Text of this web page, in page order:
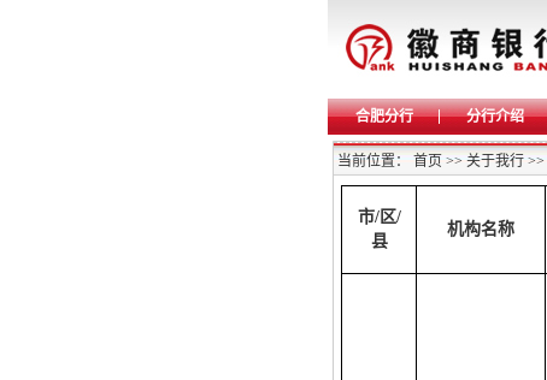
合肥分行 分行介绍
当前位置： 首页 >> 关于我行 >>
市/区/
县
机构名称